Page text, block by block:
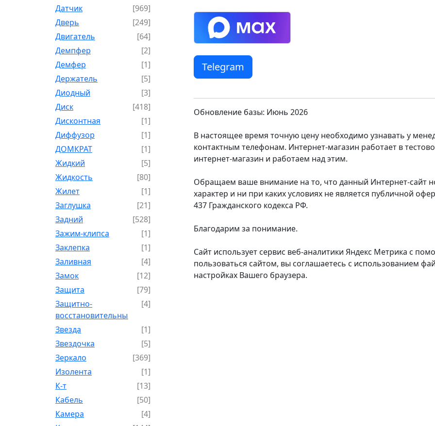
Датчик
[969]
Дверь
[249]
Двигатель
[64]
Демпфер
[2]
Демфер
[1]
Держатель
[5]
Диодный
[3]
Диск
[418]
Дисконтная
[1]
Диффузор
[1]
ДОМКРАТ
[1]
Жидкий
[5]
Жидкость
[80]
Жилет
[1]
Заглушка
[21]
Задний
[528]
Зажим-клипса
[1]
Заклепка
[1]
Заливная
[4]
Замок
[12]
Защита
[79]
Защитно-
восстановительный
[4]
Звезда
[1]
Звездочка
[5]
Зеркало
[369]
Изолента
[1]
К-т
[13]
Кабель
[50]
Камера
[4]
Telegram
Обновление базы: Июнь 2026
В настоящее время точную цену необходимо узнавать у
контактным телефонам. Интернет-магазин работает в
интернет-магазин и работаем над этим.
Обращаем ваше внимание на то, что данный Интернет-сайт
характер и ни при каких условиях не является публичной
437 Гражданского кодекса РФ.
Благодарим за понимание.
Сайт использует сервис веб-аналитики Яндекс Метрика с
пользоваться сайтом, вы соглашаетесь с использованием
настройках Вашего браузера.